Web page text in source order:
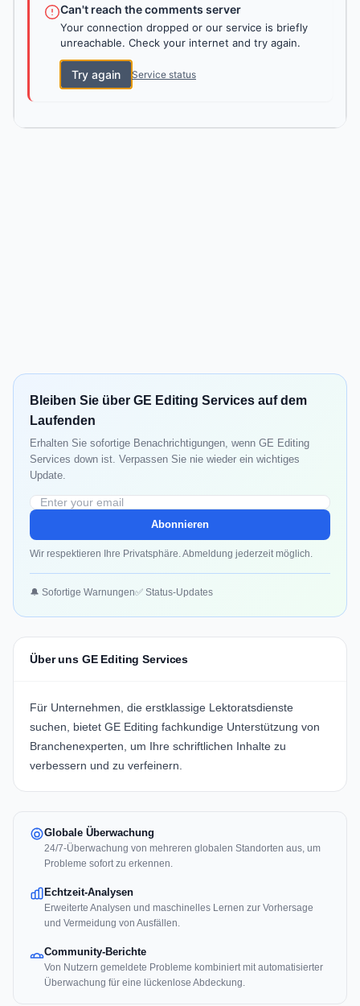
Can't reach the comments server
Your connection dropped or our service is briefly
unreachable. Check your internet and try again.
Try again Service status
Bleiben Sie über GE Editing Services auf dem
Laufenden
Erhalten Sie sofortige Benachrichtigungen, wenn GE Editing
Services down ist. Verpassen Sie nie wieder ein wichtiges
Update.
Abonnieren
Wir respektieren Ihre Privatsphäre. Abmeldung jederzeit möglich.
🔔 Sofortige Warnungen✅ Status-Updates
Über uns GE Editing Services
Für Unternehmen, die erstklassige Lektoratsdienste
suchen, bietet GE Editing fachkundige Unterstützung von
Branchenexperten, um Ihre schriftlichen Inhalte zu
verbessern und zu verfeinern.
Globale Überwachung
24/7-Überwachung von mehreren globalen Standorten aus, um
Probleme sofort zu erkennen.
Echtzeit-Analysen
Erweiterte Analysen und maschinelles Lernen zur Vorhersage
und Vermeidung von Ausfällen.
Community-Berichte
Von Nutzern gemeldete Probleme kombiniert mit automatisierter
Überwachung für eine lückenlose Abdeckung.